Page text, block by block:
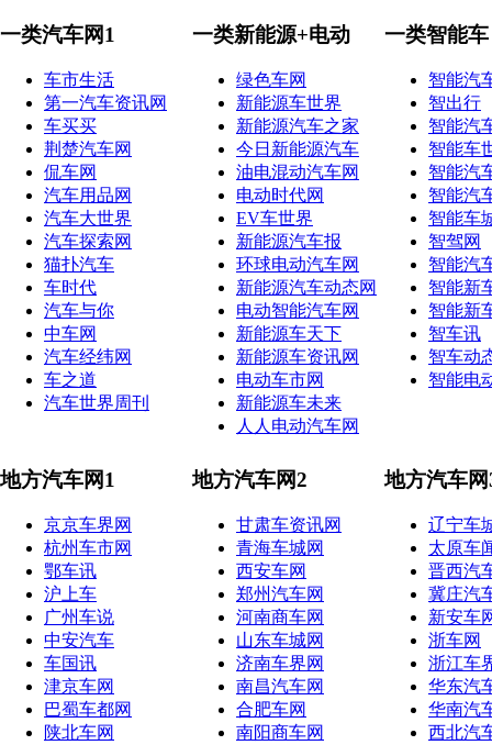
一类汽车网1
车市生活
第一汽车资讯网
车买买
荆楚汽车网
侃车网
汽车用品网
汽车大世界
汽车探索网
猫扑汽车
车时代
汽车与你
中车网
汽车经纬网
车之道
汽车世界周刊
一类新能源+电动
绿色车网
新能源车世界
新能源汽车之家
今日新能源汽车
油电混动汽车网
电动时代网
EV车世界
新能源汽车报
环球电动汽车网
新能源汽车动态网
电动智能汽车网
新能源车天下
新能源车资讯网
电动车市网
新能源车未来
人人电动汽车网
一类智能车
智能汽
智出行
智能汽
智能车
智能汽
智能汽
智能车
智驾网
智能汽
智能新
智能新
智车讯
智车动
智能电
地方汽车网1
京京车界网
杭州车市网
鄂车讯
沪上车
广州车说
中安汽车
车国讯
津京车网
巴蜀车都网
陕北车网
地方汽车网2
甘肃车资讯网
青海车城网
西安车网
郑州汽车网
河南商车网
山东车城网
济南车界网
南昌汽车网
合肥车网
南阳商车网
地方汽车网
辽宁车
太原车
晋西汽
冀庄汽
新安车
浙车网
浙江车
华东汽
华南汽
西北汽